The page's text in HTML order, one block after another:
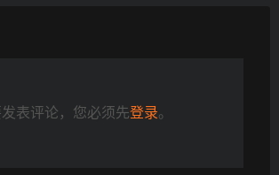
发表评论，您必须先登录。